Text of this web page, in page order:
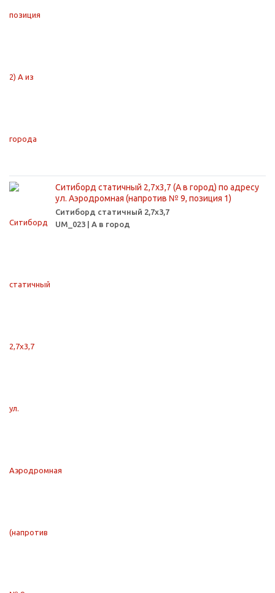
Ситиборд статичный 2,7х3,7 (А в город) по адресу
ул. Аэродромная (напротив № 9, позиция 1)
Ситиборд статичный 2,7х3,7
UM_023 | А в город